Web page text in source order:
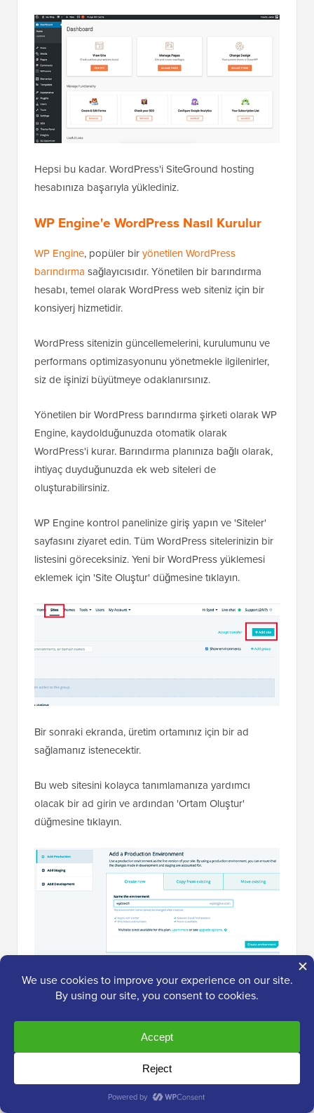
Hepsi bu kadar. WordPress'i SiteGround hosting
hesabınıza başarıyla yüklediniz.
WP Engine'e WordPress Nasıl Kurulur
WP Engine, popüler biryönetilen WordPress
barındırma sağlayıcısıdır. Yönetilen bir barındırma
hesabı, temel olarak WordPress web siteniz için bir
konsiyerj hizmetidir.
WordPress sitenizin güncellemelerini, kurulumunu ve
performans optimizasyonunu yönetmekle ilgilenirler,
siz de işinizi büyütmeye odaklanırsınız.
Yönetilen bir WordPress barındırma şirketi olarak WP
Engine, kaydolduğunuzda otomatik olarak
WordPress'i kurar. Barındırma planınıza bağlı olarak,
ihtiyaç duyduğunuzda ek web siteleri de
oluşturabilirsiniz.
WP Engine kontrol panelinize giriş yapın ve 'Siteler'
sayfasını ziyaret edin. Tüm WordPress sitelerinizin bir
listesini göreceksiniz. Yeni bir WordPress yüklemesi
eklemek için 'Site Oluştur' düğmesine tıklayın.
Bir sonraki ekranda, üretim ortamınız için bir ad
sağlamanız istenecektir.
Bu web sitesini kolayca tanımlamanıza yardımcı
olacak bir ad girin ve ardından 'Ortam Oluştur'
düğmesine tıklayın.
WP Engine şimdi WordPress ortamınızı kuracaktır.
DNS değişikliklerinin yayılması biraz zaman alacaktır.
Bundan sonra, kenar çubuğundaki bağlantıya
tıklayarak WordPress yönetici alanına
erişebileceksiniz. Giriş bilgilerinizin de aynı sayfada
olduğunu göreceksiniz.